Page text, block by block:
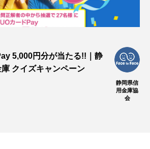
5,000円分が当たる!!｜静
クイズキャンペーン
静岡県信
用金庫協
会